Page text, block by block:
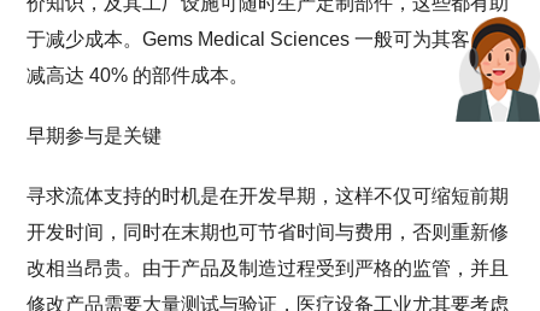
于减少成本。Gems Medical Sciences 一般可为其客户削
减高达 40% 的部件成本。
早期参与是关键
寻求流体支持的时机是在开发早期，这样不仅可缩短前期
开发时间，同时在末期也可节省时间与费用，否则重新修
改相当昂贵。由于产品及制造过程受到严格的监管，并且
修改产品需要大量测试与验证，医疗设备工业尤其要考虑